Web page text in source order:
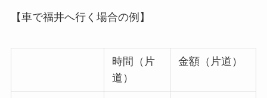
【車で福井へ行く場合の例】
時間（片
道）
金額（片道）